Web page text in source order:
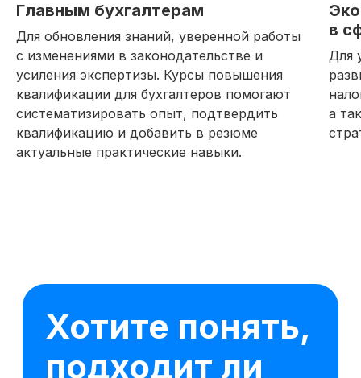
Главным бухгалтерам
Для обновления знаний, уверенной работы
с изменениями в законодательстве и
усиления экспертизы. Курсы повышения
квалификации для бухгалтеров помогают
систематизировать опыт, подтвердить
квалификацию и добавить в резюме
актуальные практические навыки.
в
Для
а